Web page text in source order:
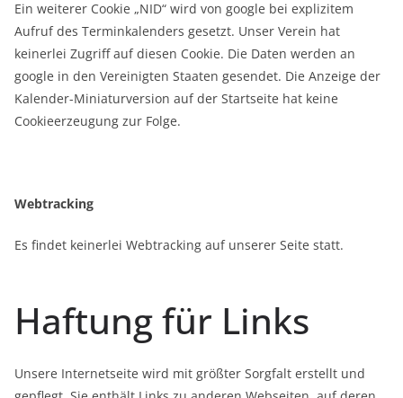
Ein weiterer Cookie „NID“ wird von google bei explizitem
Aufruf des Terminkalenders gesetzt. Unser Verein hat
keinerlei Zugriff auf diesen Cookie. Die Daten werden an
google in den Vereinigten Staaten gesendet. Die Anzeige der
Kalender-Miniaturversion auf der Startseite hat keine
Cookieerzeugung zur Folge.
Webtracking
Es findet keinerlei Webtracking auf unserer Seite statt.
Haftung für Links
Unsere Internetseite wird mit größter Sorgfalt erstellt und